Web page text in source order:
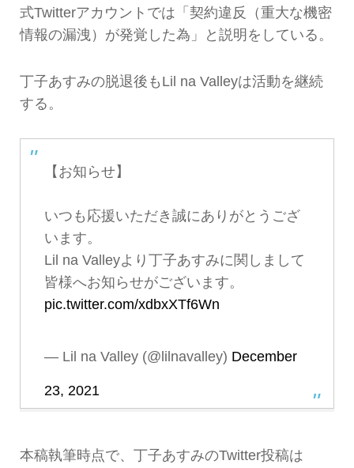
式Twitterアカウントでは「契約違反（重大な機密
情報の漏洩）が発覚した為」と説明をしている。
丁子あすみの脱退後もLil na Valleyは活動を継続
する。
【お知らせ】
いつも応援いただき誠にありがとうござ
います。
Lil na Valleyより丁子あすみに関しまして
皆様へお知らせがございます。
pic.twitter.com/xdbxXTf6Wn
— Lil na Valley (@lilnavalley) December
23, 2021
本稿執筆時点で、丁子あすみのTwitter投稿は